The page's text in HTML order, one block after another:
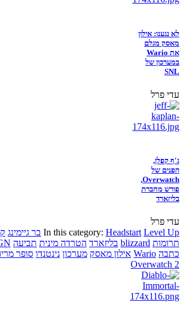
לא נגענו: אילון
מאסק מגלם
את Wario
במערכון של
SNL
עדי פרל
ג'ף קפלן,
הפנים של
Overwatch,
פורש מחברת
בליזארד
עדי פרל
In this category: Headstart Level Up בר גיימינג
תרומות blizzard בליזארד הטרדה מינית תביעה
כתבה Wario אילון מאסק מערכון נינטנדו סופר
Overwatch 2